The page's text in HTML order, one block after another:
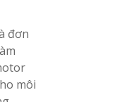
đơn
môi